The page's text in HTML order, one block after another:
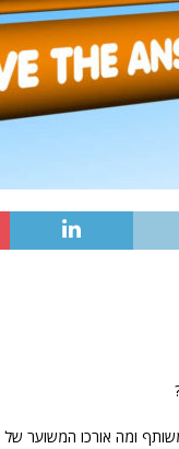
ומה אורכו המשוער של